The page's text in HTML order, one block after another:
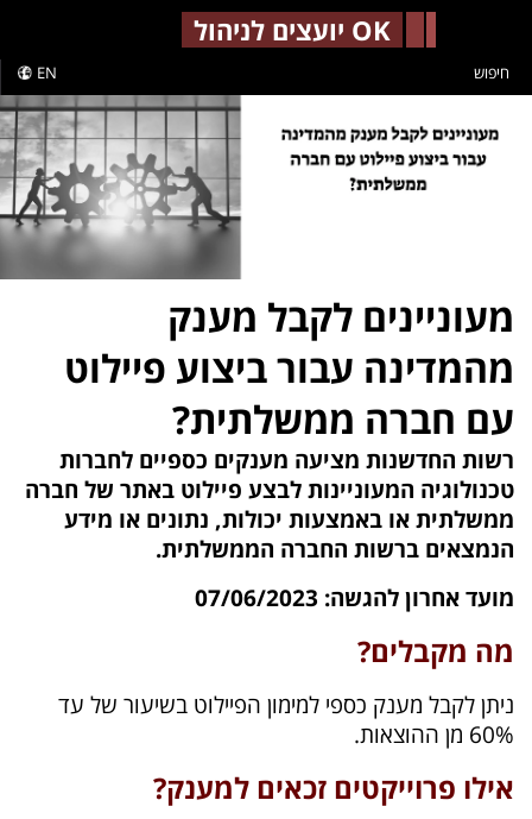
OK יועצים לניהול
EN חיפוש
מעוניינים לקבל מענק
מהמדינה עבור ביצוע פיילוט
עם חברה ממשלתית?
רשות החדשנות מציעה מענקים כספיים לחברות
טכנולוגיה המעוניינות לבצע פיילוט באתר של חברה
ממשלתית או באמצעות יכולות, נתונים או מידע
הנמצאים ברשות החברה הממשלתית.
מועד אחרון להגשה: 07/06/2023
מה מקבלים?
ניתן לקבל מענק כספי למימון הפיילוט בשיעור של עד
60% מן ההוצאות.
אילו פרוייקטים זכאים למענק?